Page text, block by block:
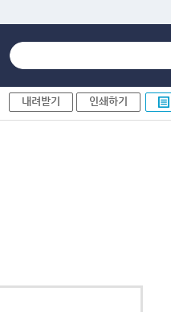
내려받기 인쇄하기